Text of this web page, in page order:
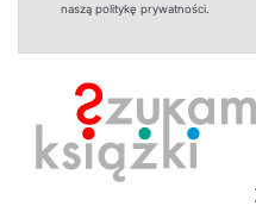
naszą politykę prywatności.